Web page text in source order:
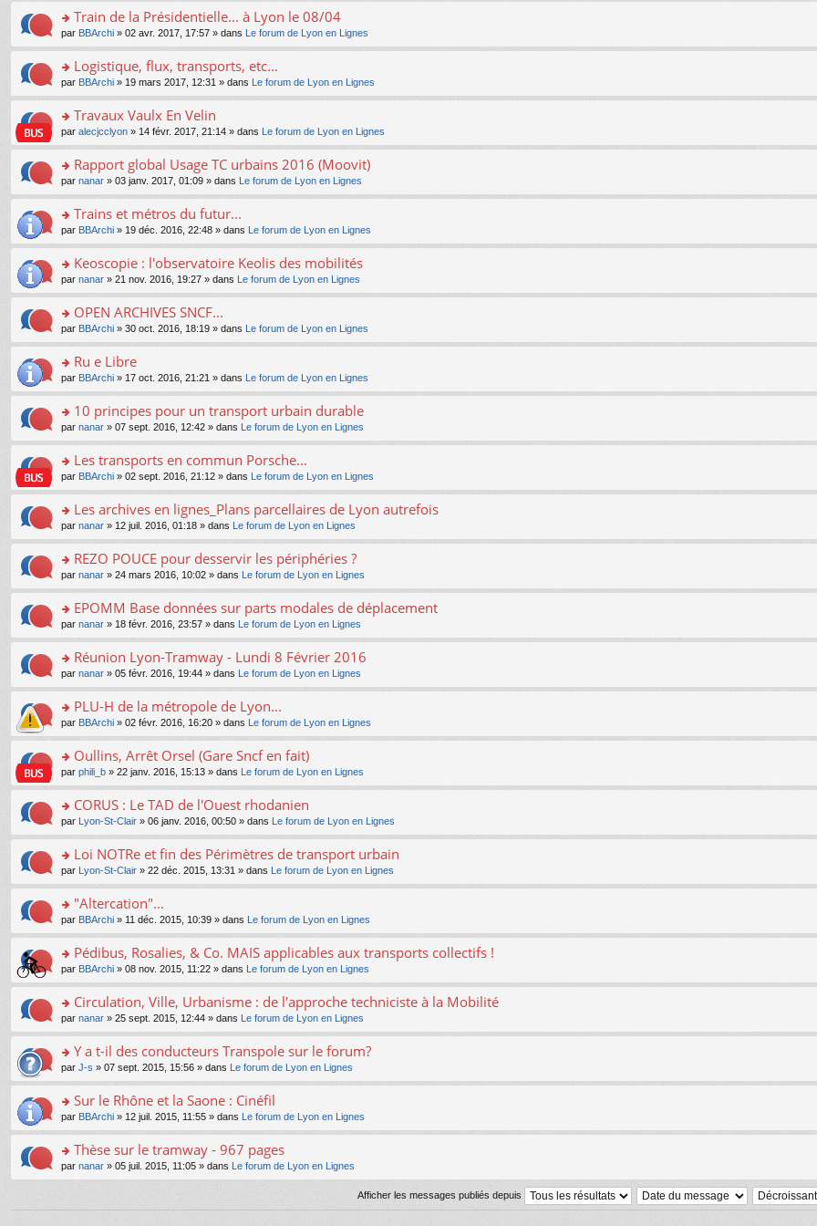
e
nt
s
ré
c
e
nt
le
pl
u
s
ré
c
e
nt
n
n
le
pl
u
s
ré
c
e
nt
a
g
e
n
n
le
pl
u
s
ré
c
e
nt
le
m
e
s
a
g
e
n
n
le
pl
u
s
ré
c
e
nt
s
ult
er
le
m
e
s
a
g
e
n
n
le
pl
u
s
ré
c
e
nt
o
n
s
ult
er
le
m
e
s
a
g
e
n
n
le
pl
u
s
ré
c
e
nt
Train de la Présidentielle... à Lyon le 08/04
par BBArchi » 02 avr. 2017, 17:57 » dans Le forum de Lyon en Lignes
o
n
s
ult
er
le
m
e
s
a
g
e
n
n
le
pl
u
s
ré
c
e
nt
Logistique, flux, transports, etc...
par BBArchi » 19 mars 2017, 12:31 » dans Le forum de Lyon en Lignes
o
n
s
ult
er
le
m
e
s
a
g
e
n
n
le
pl
u
s
ré
c
e
nt
Travaux Vaulx En Velin
par alecjcclyon » 14 févr. 2017, 21:14 » dans Le forum de Lyon en Lignes
o
n
s
ult
er
le
m
e
s
a
g
e
n
n
le
pl
u
s
ré
c
e
nt
Rapport global Usage TC urbains 2016 (Moovit)
par nanar » 03 janv. 2017, 01:09 » dans Le forum de Lyon en Lignes
o
n
s
ult
er
le
m
e
s
a
g
e
n
n
le
pl
u
s
ré
c
e
nt
Trains et métros du futur...
par BBArchi » 19 déc. 2016, 22:48 » dans Le forum de Lyon en Lignes
o
n
s
ult
er
le
m
e
s
a
g
e
n
n
le
pl
u
s
ré
c
e
nt
Keoscopie : l'observatoire Keolis des mobilités
par nanar » 21 nov. 2016, 19:27 » dans Le forum de Lyon en Lignes
o
n
s
ult
er
le
m
e
s
a
g
e
n
n
le
pl
u
s
ré
c
e
nt
OPEN ARCHIVES SNCF...
par BBArchi » 30 oct. 2016, 18:19 » dans Le forum de Lyon en Lignes
o
n
s
ult
er
le
m
e
s
a
g
e
n
n
le
pl
u
s
ré
c
e
nt
Ru e Libre
par BBArchi » 17 oct. 2016, 21:21 » dans Le forum de Lyon en Lignes
o
n
s
ult
er
le
m
e
s
a
g
e
n
n
le
pl
u
s
ré
c
e
nt
10 principes pour un transport urbain durable
par nanar » 07 sept. 2016, 12:42 » dans Le forum de Lyon en Lignes
o
n
s
ult
er
le
m
e
s
a
g
e
n
n
le
pl
u
s
ré
c
e
nt
Les transports en commun Porsche...
par BBArchi » 02 sept. 2016, 21:12 » dans Le forum de Lyon en Lignes
o
n
s
ult
er
le
m
e
s
a
g
e
n
n
le
pl
u
s
ré
c
e
nt
Les archives en lignes_Plans parcellaires de Lyon autrefois
par nanar » 12 juil. 2016, 01:18 » dans Le forum de Lyon en Lignes
o
n
s
ult
er
le
m
e
s
a
g
e
n
n
le
pl
u
s
ré
c
e
nt
REZO POUCE pour desservir les périphéries ?
par nanar » 24 mars 2016, 10:02 » dans Le forum de Lyon en Lignes
o
n
s
ult
er
le
m
e
s
a
g
e
n
n
le
pl
u
s
ré
c
e
nt
EPOMM Base données sur parts modales de déplacement
par nanar » 18 févr. 2016, 23:57 » dans Le forum de Lyon en Lignes
o
n
s
ult
er
le
m
e
s
a
g
e
n
n
le
pl
u
s
ré
c
e
nt
Réunion Lyon-Tramway - Lundi 8 Février 2016
par nanar » 05 févr. 2016, 19:44 » dans Le forum de Lyon en Lignes
o
n
s
ult
er
le
m
e
s
a
g
e
n
n
le
pl
u
s
ré
c
e
nt
PLU-H de la métropole de Lyon...
par BBArchi » 02 févr. 2016, 16:20 » dans Le forum de Lyon en Lignes
o
n
s
ult
er
le
m
e
s
a
g
e
n
n
le
pl
u
s
ré
c
e
nt
Oullins, Arrêt Orsel (Gare Sncf en fait)
par phili_b » 22 janv. 2016, 15:13 » dans Le forum de Lyon en Lignes
o
n
s
ult
er
le
m
e
s
a
g
e
n
n
le
pl
u
s
ré
c
e
nt
CORUS : Le TAD de l'Ouest rhodanien
par Lyon-St-Clair » 06 janv. 2016, 00:50 » dans Le forum de Lyon en Lignes
o
n
s
ult
er
le
m
e
s
a
g
e
n
n
le
pl
u
s
ré
c
Loi NOTRe et fin des Périmètres de transport urbain
par Lyon-St-Clair » 22 déc. 2015, 13:31 » dans Le forum de Lyon en Lignes
o
n
s
ult
er
le
m
e
s
a
g
e
n
n
le
pl
u
ré
"Altercation"...
par BBArchi » 11 déc. 2015, 10:39 » dans Le forum de Lyon en Lignes
o
n
s
ult
er
le
m
e
s
a
g
e
n
n
Pédibus, Rosalies, & Co. MAIS applicables aux transports collectifs !
par BBArchi » 08 nov. 2015, 11:22 » dans Le forum de Lyon en Lignes
o
n
s
ult
er
le
m
e
s
a
g
e
o
Circulation, Ville, Urbanisme : de l'approche techniciste à la Mobilité
par nanar » 25 sept. 2015, 12:44 » dans Le forum de Lyon en Lignes
o
n
s
ult
er
le
m
e
s
Y a t-il des conducteurs Transpole sur le forum?
par J-s » 07 sept. 2015, 15:56 » dans Le forum de Lyon en Lignes
o
n
s
ult
er
e
Sur le Rhône et la Saone : Cinéfil
par BBArchi » 12 juil. 2015, 11:55 » dans Le forum de Lyon en Lignes
o
n
ult
Thèse sur le tramway - 967 pages
par nanar » 05 juil. 2015, 11:05 » dans Le forum de Lyon en Lignes
Afficher les messages publiés depuis